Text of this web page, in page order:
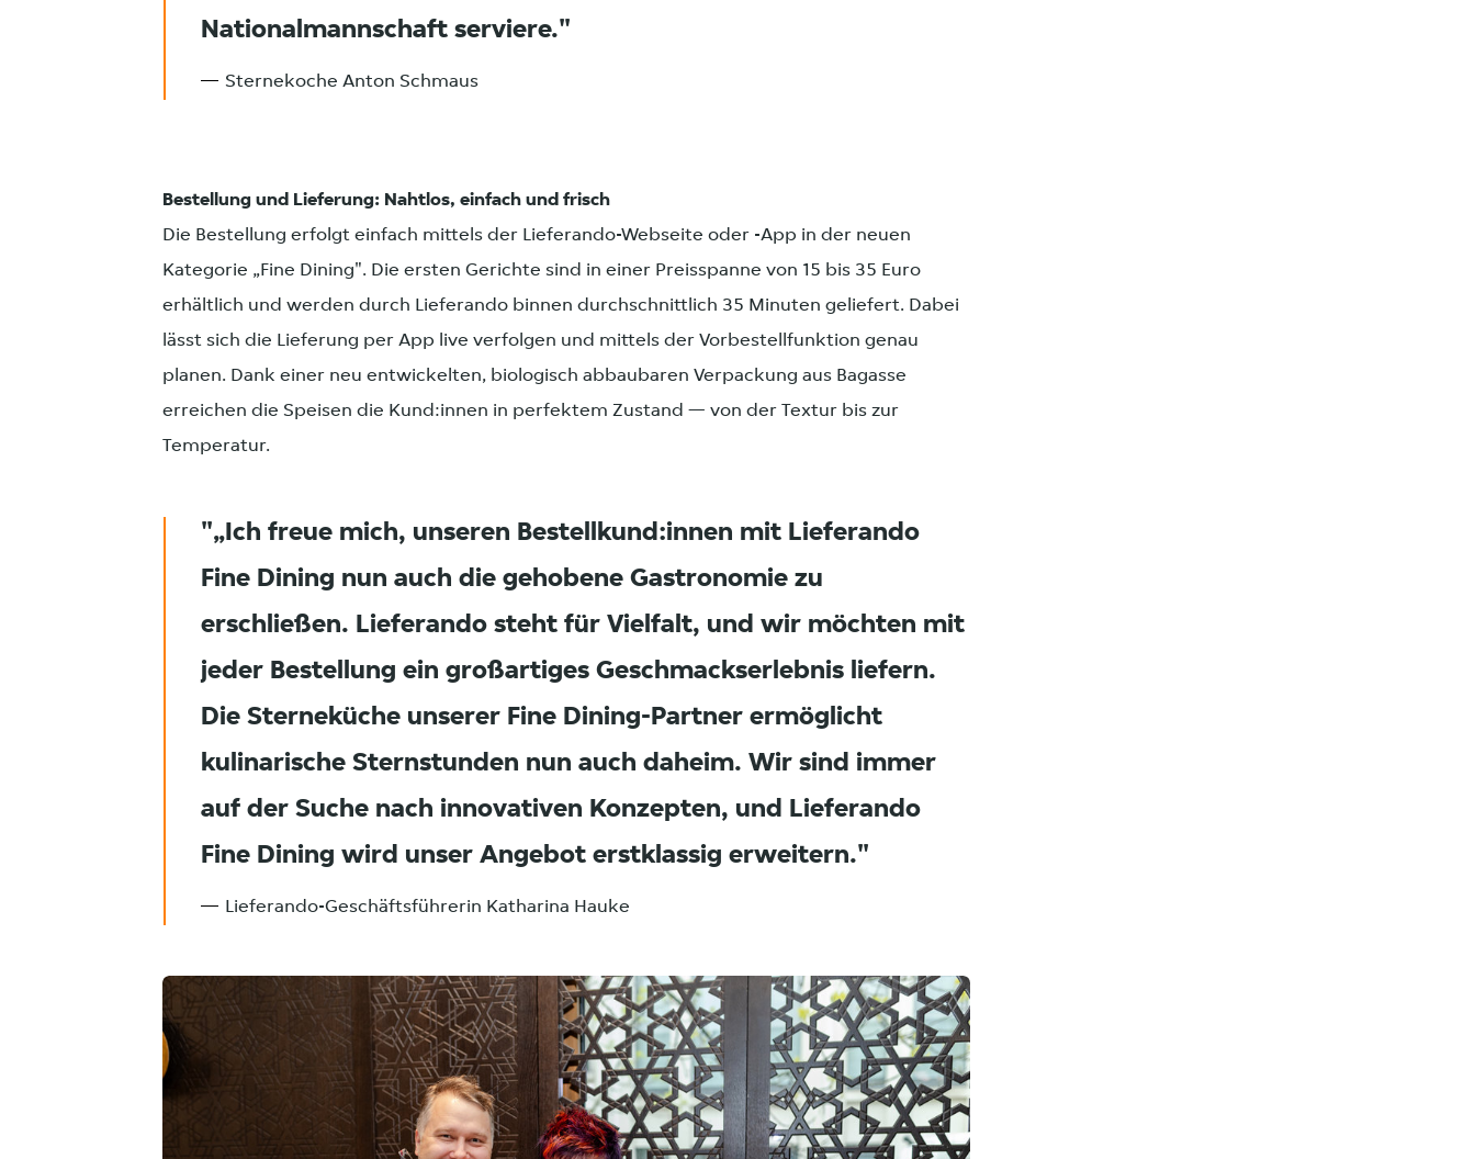
Nationalmannschaft serviere.
Sternekoche Anton Schmaus
Bestellung und Lieferung: Nahtlos, einfach und frisch
Die Bestellung erfolgt einfach mittels der Lieferando-Webseite oder -App in der neuen
Kategorie „Fine Dining". Die ersten Gerichte sind in einer Preisspanne von 15 bis 35 Euro
erhältlich und werden durch Lieferando binnen durchschnittlich 35 Minuten geliefert. Dabei
lässt sich die Lieferung per App live verfolgen und mittels der Vorbestellfunktion genau
planen. Dank einer neu entwickelten, biologisch abbaubaren Verpackung aus Bagasse
erreichen die Speisen die Kund:innen in perfektem Zustand — von der Textur bis zur
Temperatur.
„Ich freue mich, unseren Bestellkund:innen mit Lieferando
Fine Dining nun auch die gehobene Gastronomie zu
erschließen. Lieferando steht für Vielfalt, und wir möchten mit
jeder Bestellung ein großartiges Geschmackserlebnis liefern.
Die Sterneküche unserer Fine Dining-Partner ermöglicht
kulinarische Sternstunden nun auch daheim. Wir sind immer
auf der Suche nach innovativen Konzepten, und Lieferando
Fine Dining wird unser Angebot erstklassig erweitern.
Lieferando-Geschäftsführerin Katharina Hauke